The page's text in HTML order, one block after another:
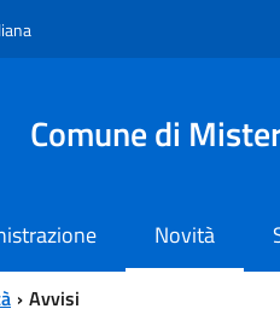
Comune di
Novità
Avvisi